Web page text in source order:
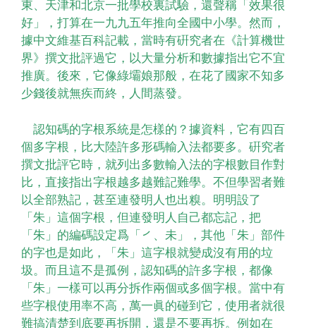
東、天津和北京一批學校裏試驗，還聲稱「效果很
好」，打算在一九九五年推向全國中小學。然而，
據中文維基百科記載，當時有硏究者在《計算機世
界》撰文批評過它，以大量分析和數據指出它不宜
推廣。後來，它像綠壩娘那般，在花了國家不知多
少錢後就無疾而終，人間蒸發。
認知碼的字根系統是怎樣的？據資料，它有四百
個多字根，比大陸許多形碼輸入法都要多。硏究者
撰文批評它時，就列出多數輸入法的字根數目作對
比，直接指出字根越多越難記難學。不但學習者難
以全部熟記，甚至連發明人也出糗。明明設了
「朱」這個字根，但連發明人自己都忘記，把
「朱」的編碼設定爲「㇒、未」，其他「朱」部件
的字也是如此，「朱」這字根就變成沒有用的垃
圾。而且這不是孤例，認知碼的許多字根，都像
「朱」一樣可以再分拆作兩個或多個字根。當中有
些字根使用率不高，萬一眞的碰到它，使用者就很
難搞清楚到底要再拆開，還是不要再拆。例如在